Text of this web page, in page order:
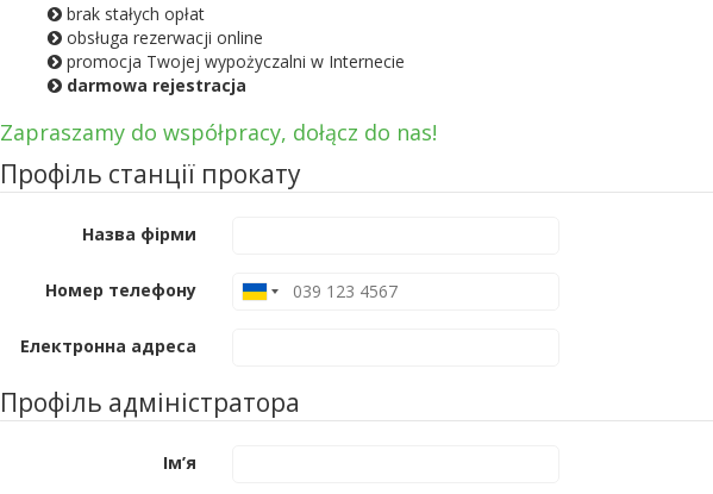
brak stałych opłat
obsługa rezerwacji online
promocja Twojej wypożyczalni w Internecie
darmowa rejestracja
Zapraszamy do współpracy, dołącz do nas!
Профіль станції прокату
Назва фірми
Номер телефону
Електронна адреса
Профіль адміністратора
Ім’я